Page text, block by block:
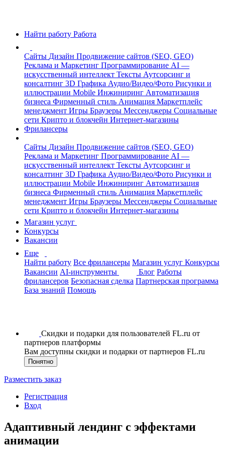
Найти работу Работа
Сайты Дизайн Продвижение сайтов (SEO, GEO)
Реклама и Маркетинг Программирование AI —
искусственный интеллект Тексты Аутсорсинг и
консалтинг 3D Графика Аудио/Видео/Фото Рисунки и
иллюстрации Mobile Инжиниринг Автоматизация
бизнеса Фирменный стиль Анимация Маркетплейс
менеджмент Игры Браузеры Мессенджеры Социальные
сети Крипто и блокчейн Интернет-магазины
Фрилансеры
Сайты Дизайн Продвижение сайтов (SEO, GEO)
Реклама и Маркетинг Программирование AI —
искусственный интеллект Тексты Аутсорсинг и
консалтинг 3D Графика Аудио/Видео/Фото Рисунки и
иллюстрации Mobile Инжиниринг Автоматизация
бизнеса Фирменный стиль Анимация Маркетплейс
менеджмент Игры Браузеры Мессенджеры Социальные
сети Крипто и блокчейн Интернет-магазины
Магазин услуг
Конкурсы
Вакансии
Еще
Найти работу Все фрилансеры Магазин услуг Конкурсы
Вакансии AI-инструменты Блог Работы
фрилансеров Безопасная сделка Партнерская программа
База знаний Помощь
Скидки и подарки для пользователей FL.ru от
партнеров платформы
Вам доступны скидки и подарки от партнеров FL.ru
Понятно
Разместить заказ
Регистрация
Вход
Адаптивный лендинг с эффектами
анимации